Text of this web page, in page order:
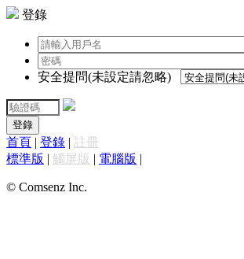
登錄
安全提問(未設定請忽略)
登錄
首頁 | 登錄 | 註冊
標準版 | 觸屏版 | 電腦版 |
© Comsenz Inc.